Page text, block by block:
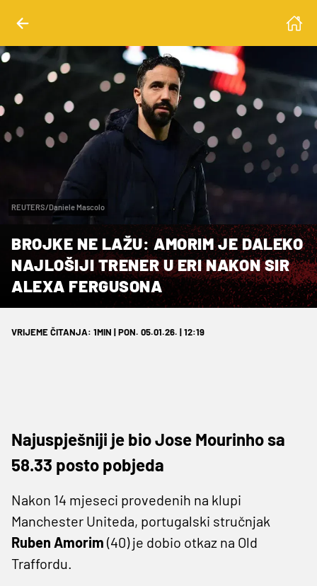
REUTERS/Daniele Mascolo
BROJKE NE LAŽU: AMORIM JE DALEKO
NAJLOŠIJI TRENER U ERI NAKON SIR
ALEXA FERGUSONA
VRIJEME ČITANJA: 1MIN | PON. 05.01.26. | 12:19
Najuspješniji je bio Jose Mourinho sa
58.33 posto pobjeda
Nakon 14 mjeseci provedenih na klupi
Manchester Uniteda, portugalski stručnjak
Ruben Amorim (40) je dobio otkaz na Old
Traffordu.